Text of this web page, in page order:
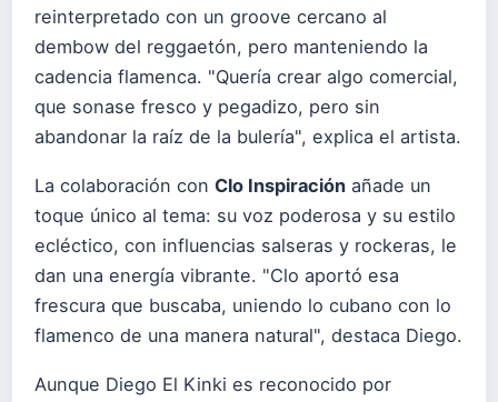
reinterpretado con un groove cercano al
dembow del reggaetón, pero manteniendo la
cadencia flamenca. "Quería crear algo comercial,
que sonase fresco y pegadizo, pero sin
abandonar la raíz de la bulería", explica el artista.
La colaboración con Clo Inspiración añade un
toque único al tema: su voz poderosa y su estilo
ecléctico, con influencias salseras y rockeras, le
dan una energía vibrante. "Clo aportó esa
frescura que buscaba, uniendo lo cubano con lo
flamenco de una manera natural", destaca Diego.
Aunque Diego El Kinki es reconocido por